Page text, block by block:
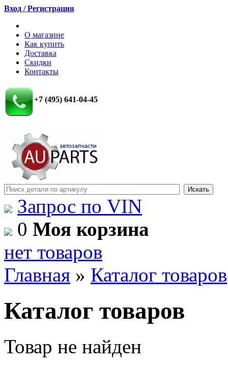
Вход / Регистрация
О магазине
Как купить
Доставка
Скидки
Контакты
+7 (495) 641-04-45
Запрос по VIN
0 Моя корзина
нет товаров
Главная » Каталог товаров
Каталог товаров
Товар не найден